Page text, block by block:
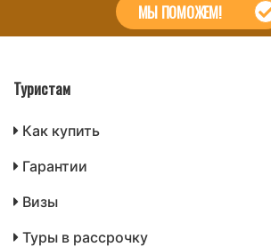
МЫ ПОМОЖЕМ!
Туристам
Как купить
Гарантии
Визы
Туры в рассрочку